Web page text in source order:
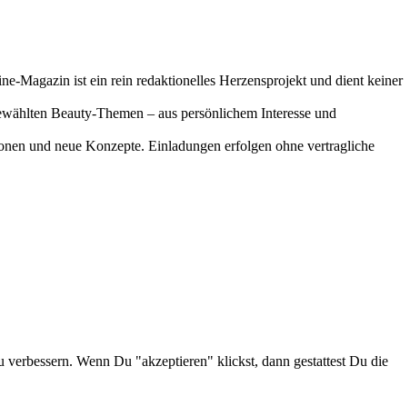
Magazin ist ein rein redaktionelles Herzensprojekt und dient keiner
Beauty-Themen – aus persönlichem Interesse und
und neue Konzepte. Einladungen erfolgen ohne vertragliche
Wenn Du "akzeptieren" klickst, dann gestattest Du die